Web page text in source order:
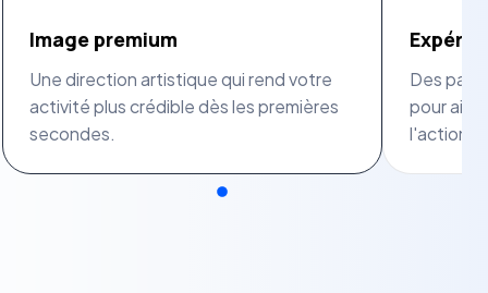
Image premium
Une direction artistique qui rend votre
activité plus crédible dès les premières
secondes.
Des
pour
l'action.